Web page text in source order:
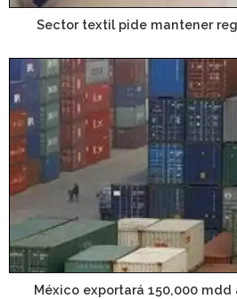
Sector textil pide mantener
México exportará 150,000